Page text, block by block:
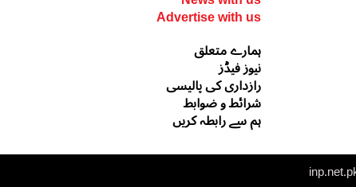
Advertise with us
ہمارے متعلق
نیوز فیڈز
رازداری کی پالیسی
شرائط و ضوابط
ہم سے رابطہ کریں